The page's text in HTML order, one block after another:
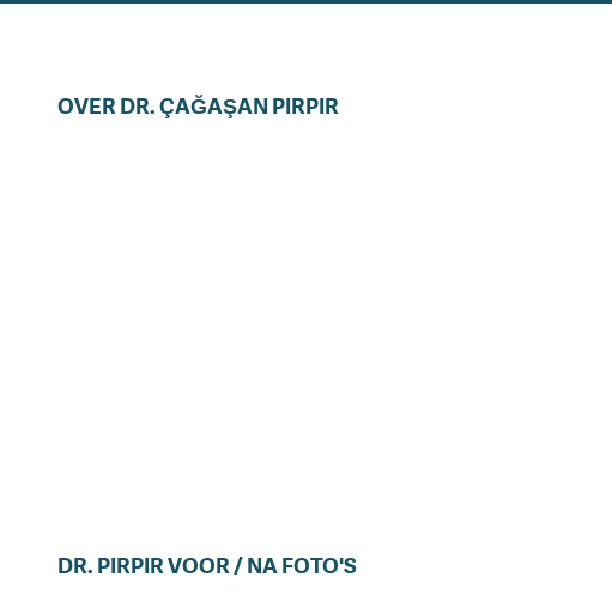
OVER DR.ÇAĞAŞAN PIRPIR
DR. PIRPIRVOOR / NA FOTO'S